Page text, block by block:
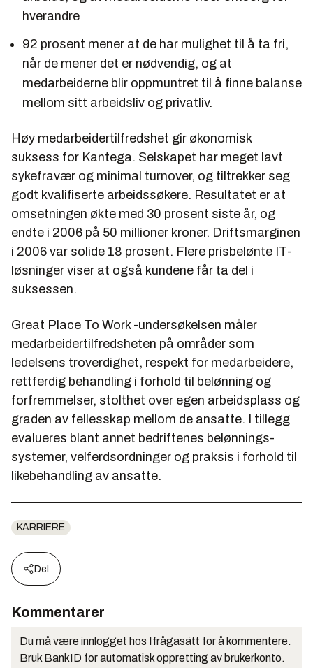
hverandre
92 prosent mener at de har mulighet til å ta fri,
når de mener det er nødvendig, og at
medarbeiderne blir oppmuntret til å finne balanse
mellom sitt arbeidsliv og privatliv.
Høy medarbeidertilfredshet gir økonomisk
suksess for Kantega. Selskapet har meget lavt
sykefravær og minimal turnover, og tiltrekker seg
godt kvalifiserte arbeidssøkere. Resultatet er at
omsetningen økte med 30 prosent siste år, og
endte i 2006 på 50 millioner kroner. Driftsmarginen
i 2006 var solide 18 prosent. Flere prisbelønte IT-
løsninger viser at også kundene får ta del i
suksessen.
Great Place To Work -undersøkelsen måler
medarbeidertilfredsheten på områder som
ledelsens troverdighet, respekt for medarbeidere,
rettferdig behandling i forhold til belønning og
forfremmelser, stolthet over egen arbeidsplass og
graden av fellesskap mellom de ansatte. I tillegg
evalueres blant annet bedriftenes belønnings-
systemer, velferdsordninger og praksis i forhold til
likebehandling av ansatte.
KARRIERE
Del
Kommentarer
Du må være innlogget hos Ifrågasätt for å kommentere.
Bruk BankID for automatisk oppretting av brukerkonto.